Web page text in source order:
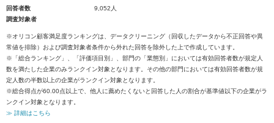
回答者数
9,052人
調査対象者
※オリコン顧客満足度ランキングは、データクリーニング（回収したデータから不正回答や異
常値を排除）および調査対象者条件から外れた回答を除外した上で作成しています。
※「総合ランキング」、「評価項目別」、部門の「業態別」においては有効回答者数が規定人
数を満たした企業のみランクイン対象となります。その他の部門においては有効回答者数が規
定人数の半数以上の企業がランクイン対象となります。
※総合得点が60.00点以上で、他人に薦めたくないと回答した人の割合が基準値以下の企業がラ
ンクイン対象となります。
≫ 詳細はこちら